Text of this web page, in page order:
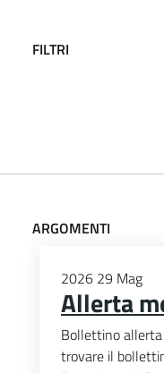
FILTRI
ARGOMENTI
2026 29 Mag
Allerta
Bollettino
trovare il